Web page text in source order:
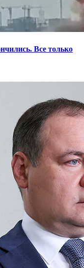
Все только